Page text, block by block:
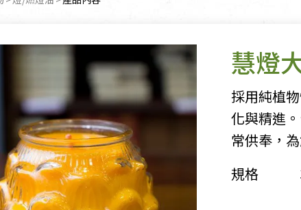
8月快閃商品優惠
中秋禮盒預購
6月快閃商品-好評延長優惠
傳承經典優惠
文化好書優惠
超值好物特惠
熱銷人氣產品推薦
經典必買推薦
史瓦帝尼文化節
果汁/醋飲/飲料
茶/咖啡/花果茶
沖調飲/穀麥片
蜂蜜/椰奶
休閒零食
堅果/果乾
糖果/巧克力
熟食料理/調理包
包子饅頭/麵點
粽子/蘿蔔糕/年糕
素鬆/醬菜
甜品/冰品
麵包/糕點
個人清潔保養
不限類別 飲品 主食
湯品
「里仁誠食市集」永續
減塑 一起來！
綠色保育-我們的田, 牠
里仁「史瓦帝尼文化節
產品推薦
食品與廠商
蔬食營養力
生活提案
共好行動
里仁的努力
減塑微革命
少或無添加
支持弱勢
分店動態
產品動態
生態
公益
獲獎
聯名
產品/有機蔬果把關
大事記
里仁聯名卡
理念桌布下載
加入會員
慧燈
採用純植
化與精進
常供奉，
規格